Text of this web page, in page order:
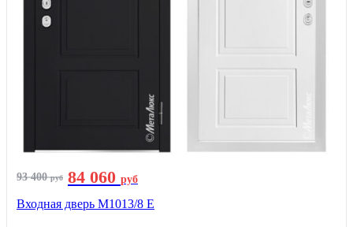
93 400руб 84 060 руб
Входная дверь М1013/8 E